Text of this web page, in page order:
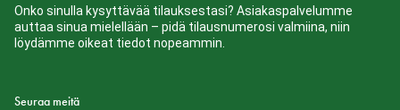
Onko sinulla kysyttävää tilauksestasi? Asiakaspalvelumme
auttaa sinua mielellään – pidä tilausnumerosi valmiina, niin
löydämme oikeat tiedot nopeammin.
Seuraa meitä